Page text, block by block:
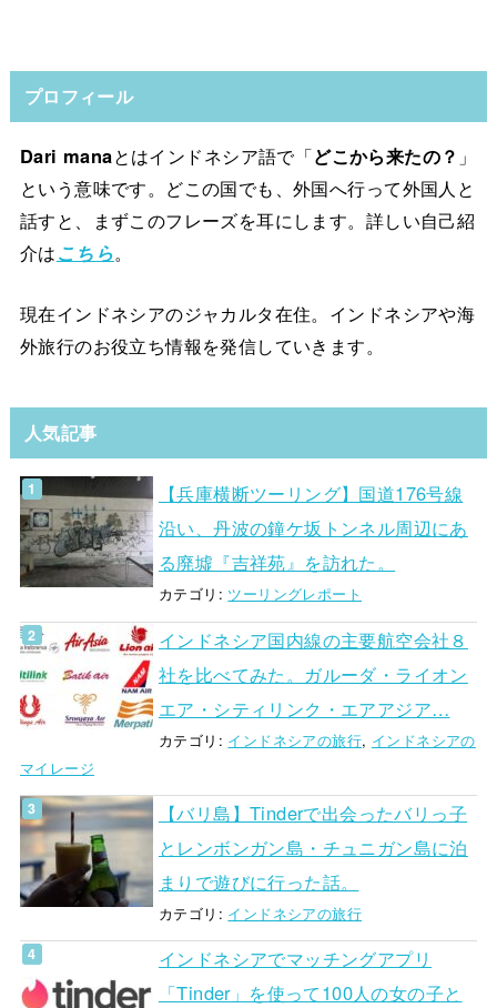
プロフィール
Dari manaとはインドネシア語で「どこから来たの？ 」
という意味です。どこの国でも、外国へ行って外国人と
話すと、まずこのフレーズを耳にします。詳しい自己紹
介はこちら。
現在インドネシアのジャカルタ在住。インドネシアや海
外旅行のお役立ち情報を発信していきます。
人気記事
【兵庫横断ツーリング】国道176号線
沿い、丹波の鐘ケ坂トンネル周辺にあ
る廃墟『吉祥苑』を訪れた。
カテゴリ: ツーリングレポート
インドネシア国内線の主要航空会社８
社を比べてみた。ガルーダ・ライオン
エア・シティリンク・エアアジア…
カテゴリ: インドネシアの旅行, インドネシアの
マイレージ
【バリ島】Tinderで出会ったバリっ子
とレンボンガン島・チュニガン島に泊
まりで遊びに行った話。
カテゴリ: インドネシアの旅行
インドネシアでマッチングアプリ
「Tinder」を使って100人の女の子と